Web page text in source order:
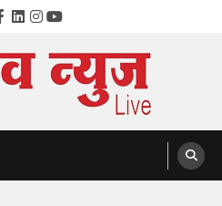
LinkedIn
Instagram
YouTube
Maharahstra